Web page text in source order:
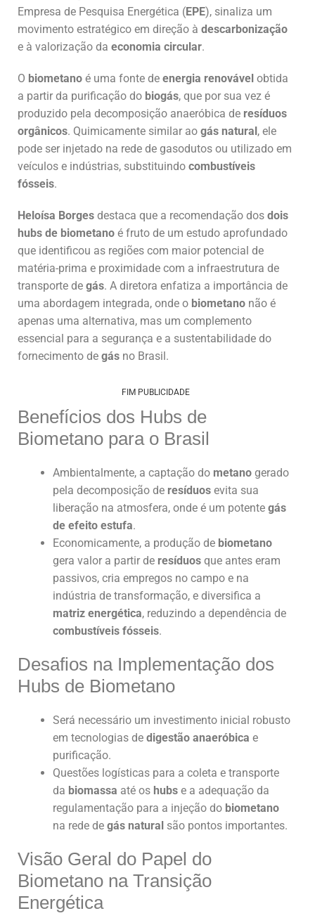
Empresa de Pesquisa Energética (EPE), sinaliza um
movimento estratégico em direção à descarbonização
e à valorização da economia circular.
O biometano é uma fonte de energia renovável obtida
a partir da purificação do biogás, que por sua vez é
produzido pela decomposição anaeróbica de resíduos
orgânicos. Quimicamente similar ao gás natural , ele
pode ser injetado na rede de gasodutos ou utilizado em
veículos e indústrias, substituindo combustíveis
fósseis.
Heloísa Borges destaca que a recomendação dos dois
hubs de biometano é fruto de um estudo aprofundado
que identificou as regiões com maior potencial de
matéria-prima e proximidade com a infraestrutura de
transporte de gás. A diretora enfatiza a importância de
uma abordagem integrada, onde o biometano não é
apenas uma alternativa, mas um complemento
essencial para a segurança e a sustentabilidade do
fornecimento de gás no Brasil.
FIM PUBLICIDADE
Benefícios dos Hubs de
Biometano para o Brasil
Ambientalmente, a captação do metano gerado
pela decomposição de resíduos evita sua
liberação na atmosfera, onde é um potente gás
de efeito estufa.
Economicamente, a produção de biometano
gera valor a partir de resíduos que antes eram
passivos, cria empregos no campo e na
indústria de transformação, e diversifica a
matriz energética, reduzindo a dependência de
combustíveis fósseis.
Desafios na Implementação dos
Hubs de Biometano
Será necessário um investimento inicial robusto
em tecnologias de digestão anaeróbica e
purificação.
Questões logísticas para a coleta e transporte
da biomassa até os hubs e a adequação da
regulamentação para a injeção do biometano
na rede de gás natural são pontos importantes.
Visão Geral do Papel do
Biometano na Transição
Energética